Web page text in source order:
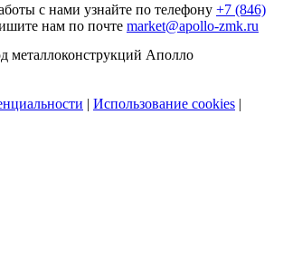
с нами узнайте по телефону +7 (846)
нам по почте market@apollo-zmk.ru
металлоконструкций Аполло
| Использование cookies |